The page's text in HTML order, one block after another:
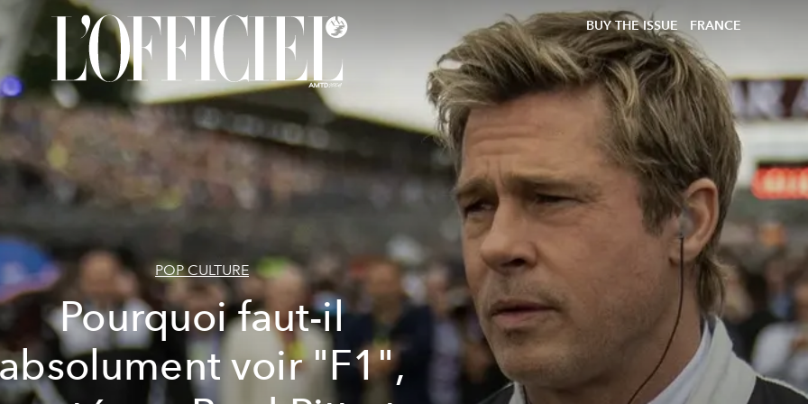
BUY THE ISSUE FRANCE
POP CULTURE
Pourquoi faut-il
voir "F1",